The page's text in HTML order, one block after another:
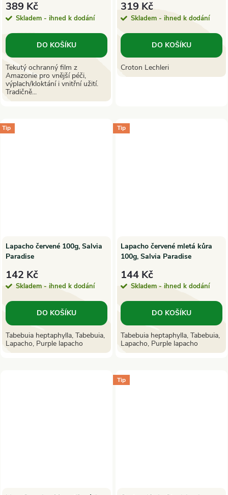
389 Kč
Skladem - ihned k dodání
DO KOŠÍKU
Tekutý ochranný film z
Amazonie pro vnější péči,
výplach/kloktání i vnitřní užití.
Tradičně...
319 Kč
Skladem - ihned k dodání
DO KOŠÍKU
Croton Lechleri
Tip
Lapacho červené 100g, Salvia
Paradise
142 Kč
Skladem - ihned k dodání
DO KOŠÍKU
Tabebuia heptaphylla, Tabebuia,
Lapacho, Purple lapacho
Tip
Lapacho červené mletá kůra
100g, Salvia Paradise
144 Kč
Skladem - ihned k dodání
DO KOŠÍKU
Tabebuia heptaphylla, Tabebuia,
Lapacho, Purple lapacho
Tip